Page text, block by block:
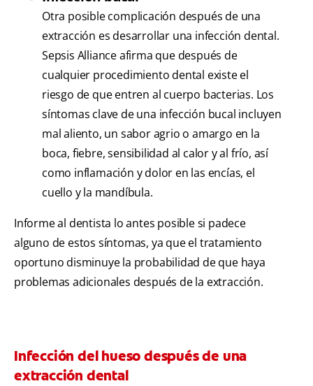
Otra posible complicación después de una
extracción es desarrollar una infección dental.
Sepsis Alliance afirma que después de
cualquier procedimiento dental existe el
riesgo de que entren al cuerpo bacterias. Los
síntomas clave de una infección bucal incluyen
mal aliento, un sabor agrio o amargo en la
boca, fiebre, sensibilidad al calor y al frío, así
como inflamación y dolor en las encías, el
cuello y la mandíbula.
Informe al dentista lo antes posible si padece
alguno de estos síntomas, ya que el tratamiento
oportuno disminuye la probabilidad de que haya
problemas adicionales después de la extracción.
Infección del hueso después de una
extracción dental